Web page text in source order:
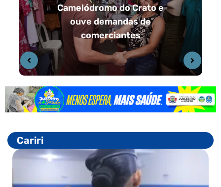
Camelódromo do Crato e
ouve demandas de
comerciantes
Cariri